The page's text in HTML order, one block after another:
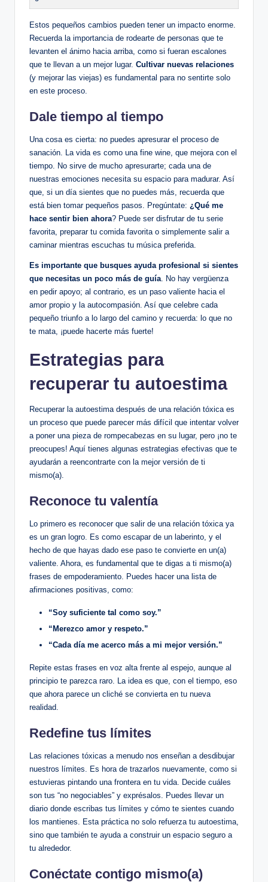
Estos pequeños cambios pueden tener un impacto enorme.
Recuerda la importancia de rodearte de personas que te
levanten el ánimo hacia arriba, como si fueran escalones
que te llevan a un mejor lugar. Cultivar nuevas relaciones
(y mejorar las viejas) es fundamental para no sentirte solo
en este proceso.
Dale tiempo al tiempo
Una cosa es cierta: no puedes apresurar el proceso de
sanación. La vida es como una fine wine, que mejora con el
tiempo. No sirve de mucho apresurarte; cada una de
nuestras emociones necesita su espacio para madurar. Así
que, si un día sientes que no puedes más, recuerda que
está bien tomar pequeños pasos. Pregúntate: ¿Qué me
hace sentir bien ahora? Puede ser disfrutar de tu serie
favorita, preparar tu comida favorita o simplemente salir a
caminar mientras escuchas tu música preferida.
Es importante que busques ayuda profesional si sientes
que necesitas un poco más de guía . No hay vergüenza
en pedir apoyo; al contrario, es un paso valiente hacia el
amor propio y la autocompasión. Así que celebre cada
pequeño triunfo a lo largo del camino y recuerda: lo que no
te mata, ¡puede hacerte más fuerte!
Estrategias para
recuperar tu autoestima
Recuperar la autoestima después de una relación tóxica es
un proceso que puede parecer más difícil que intentar volver
a poner una pieza de rompecabezas en su lugar, pero ¡no te
preocupes! Aquí tienes algunas estrategias efectivas que te
ayudarán a reencontrarte con la mejor versión de ti
mismo(a).
Reconoce tu valentía
Lo primero es reconocer que salir de una relación tóxica ya
es un gran logro. Es como escapar de un laberinto, y el
hecho de que hayas dado ese paso te convierte en un(a)
valiente. Ahora, es fundamental que te digas a ti mismo(a)
frases de empoderamiento. Puedes hacer una lista de
afirmaciones positivas, como:
“Soy suficiente tal como soy.”
“Merezco amor y respeto.”
“Cada día me acerco más a mi mejor versión.”
Repite estas frases en voz alta frente al espejo, aunque al
principio te parezca raro. La idea es que, con el tiempo, eso
que ahora parece un cliché se convierta en tu nueva
realidad.
Redefine tus límites
Las relaciones tóxicas a menudo nos enseñan a desdibujar
nuestros límites. Es hora de trazarlos nuevamente, como si
estuvieras pintando una frontera en tu vida. Decide cuáles
son tus “no negociables” y exprésalos. Puedes llevar un
diario donde escribas tus límites y cómo te sientes cuando
los mantienes. Esta práctica no solo refuerza tu autoestima,
sino que también te ayuda a construir un espacio seguro a
tu alrededor.
Conéctate contigo mismo(a)